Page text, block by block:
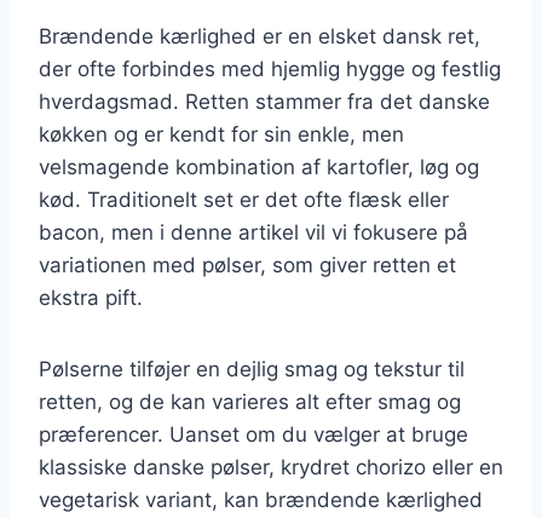
Brændende kærlighed er en elsket dansk ret,
der ofte forbindes med hjemlig hygge og festlig
hverdagsmad. Retten stammer fra det danske
køkken og er kendt for sin enkle, men
velsmagende kombination af kartofler, løg og
kød. Traditionelt set er det ofte flæsk eller
bacon, men i denne artikel vil vi fokusere på
variationen med pølser, som giver retten et
ekstra pift.
Pølserne tilføjer en dejlig smag og tekstur til
retten, og de kan varieres alt efter smag og
præferencer. Uanset om du vælger at bruge
klassiske danske pølser, krydret chorizo eller en
vegetarisk variant, kan brændende kærlighed